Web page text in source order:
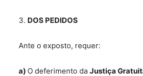
3. DOS PEDIDOS
Ante o exposto, requer:
a) O deferimento da Justiça